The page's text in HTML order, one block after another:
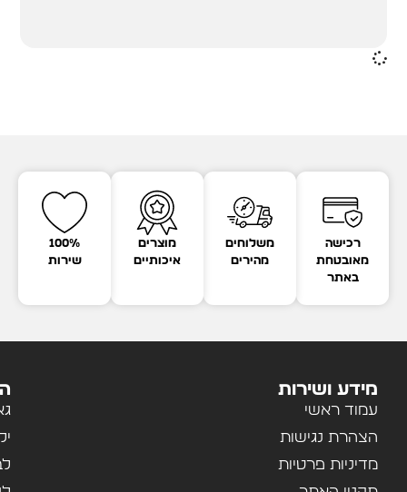
רכישה
מאובטחת
באתר
משלוחים
מהירים
מוצרים
איכותיים
100%
שירות
מידע ושירות
עמוד ראשי
הצהרת נגישות
מדיניות פרטיות